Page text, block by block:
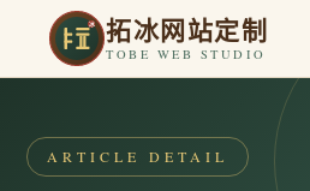
拓冰网站定制
TOBE WEB STUDIO
ARTICLE DETAIL